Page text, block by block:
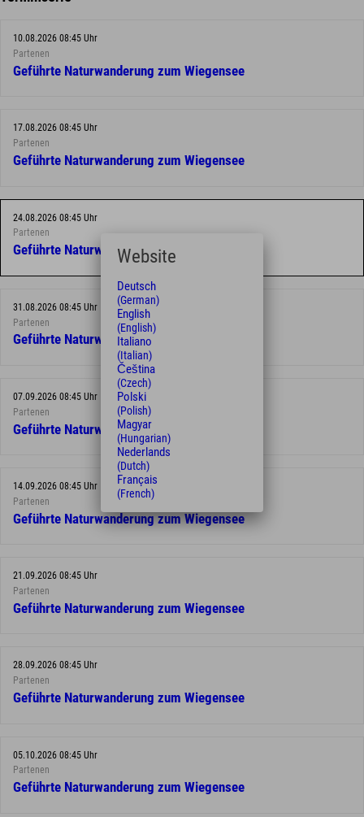
10.08.2026 08:45 Uhr
Partenen
Geführte Naturwanderung zum Wiegensee
17.08.2026 08:45 Uhr
Partenen
Geführte Naturwanderung zum Wiegensee
24.08.2026 08:45 Uhr
Partenen
Geführte Naturwanderung zum Wiegensee
31.08.2026 08:45 Uhr
Partenen
Geführte Naturwanderung zum Wiegensee
07.09.2026 08:45 Uhr
Partenen
Geführte Naturwanderung zum Wiegensee
14.09.2026 08:45 Uhr
Partenen
Geführte Naturwanderung zum Wiegensee
21.09.2026 08:45 Uhr
Partenen
Geführte Naturwanderung zum Wiegensee
28.09.2026 08:45 Uhr
Partenen
Geführte Naturwanderung zum Wiegensee
05.10.2026 08:45 Uhr
Partenen
Geführte Naturwanderung zum Wiegensee
Website
Deutsch
(German)
English
(English)
Italiano
(Italian)
Čeština
(Czech)
Polski
(Polish)
Magyar
(Hungarian)
Nederlands
(Dutch)
Français
(French)